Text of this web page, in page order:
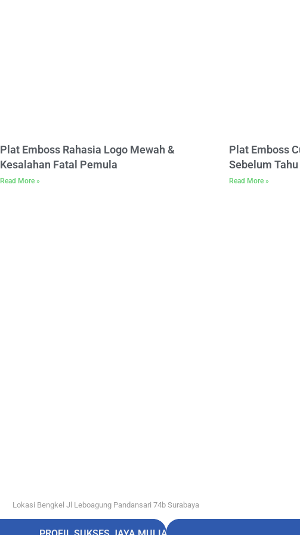
Plat Emboss Rahasia Logo Mewah &
Kesalahan Fatal Pemula
Read More »
Plat Emboss
Sebelum
Read More »
Lokasi Bengkel Jl Leboagung Pandansari 74b Surabaya